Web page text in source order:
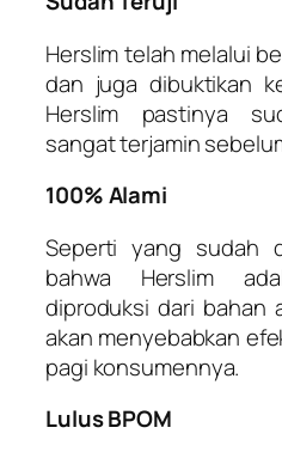
Herslim telah melalui
dan juga dibuktikan
Herslim pastinya
sangat terjamin
100% Alami
Seperti yang sudah
bahwa Herslim
diproduksi dari bahan
akan menyebabkan
pagi konsumennya.
Lulus BPOM